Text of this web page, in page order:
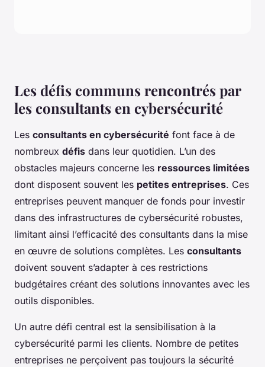
Les défis communs rencontrés par
les consultants en cybersécurité
Les consultants en cybersécurité font face à de
nombreux défis dans leur quotidien. L’un des
obstacles majeurs concerne les ressources limitées
dont disposent souvent les petites entreprises. Ces
entreprises peuvent manquer de fonds pour investir
dans des infrastructures de cybersécurité robustes,
limitant ainsi l’efficacité des consultants dans la mise
en œuvre de solutions complètes. Les consultants
doivent souvent s’adapter à ces restrictions
budgétaires créant des solutions innovantes avec les
outils disponibles.
Un autre défi central est la sensibilisation à la
cybersécurité parmi les clients. Nombre de petites
entreprises ne perçoivent pas toujours la sécurité